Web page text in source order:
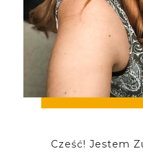
Cześć! Jestem